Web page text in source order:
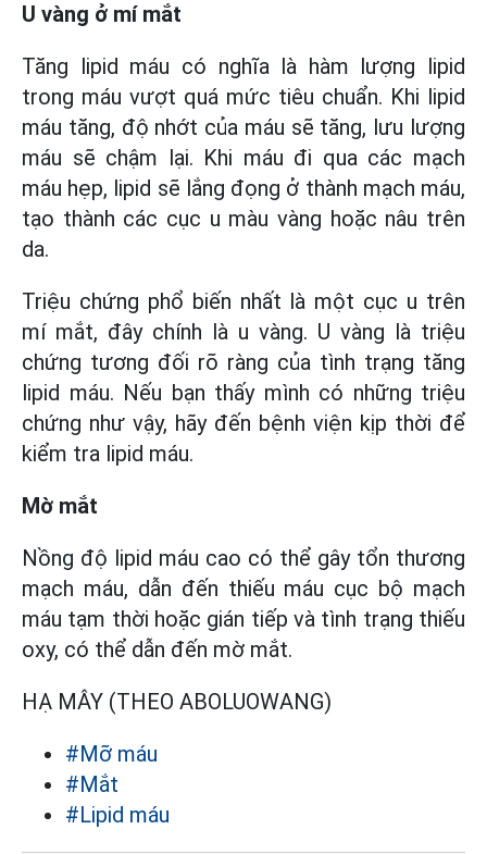
U vàng ở mí mắt
Tăng lipid máu có nghĩa là hàm lượng lipid
trong máu vượt quá mức tiêu chuẩn. Khi lipid
máu tăng, độ nhớt của máu sẽ tăng, lưu lượng
máu sẽ chậm lại. Khi máu đi qua các mạch
máu hẹp, lipid sẽ lắng đọng ở thành mạch máu,
tạo thành các cục u màu vàng hoặc nâu trên
da.
Triệu chứng phổ biến nhất là một cục u trên
mí mắt, đây chính là u vàng. U vàng là triệu
chứng tương đối rõ ràng của tình trạng tăng
lipid máu. Nếu bạn thấy mình có những triệu
chứng như vậy, hãy đến bệnh viện kịp thời để
kiểm tra lipid máu.
Mờ mắt
Nồng độ lipid máu cao có thể gây tổn thương
mạch máu, dẫn đến thiếu máu cục bộ mạch
máu tạm thời hoặc gián tiếp và tình trạng thiếu
oxy, có thể dẫn đến mờ mắt.
HẠ MÂY (THEO ABOLUOWANG)
#Mỡ máu
#Mắt
#Lipid máu